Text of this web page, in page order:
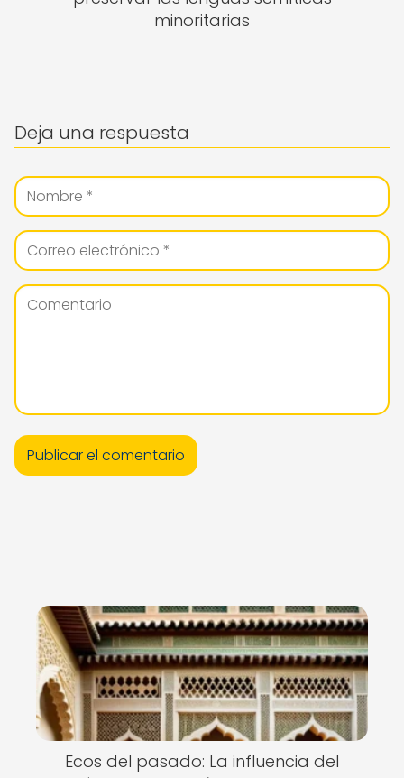
minoritarias
Deja una respuesta
Ecos del pasado: La influencia del